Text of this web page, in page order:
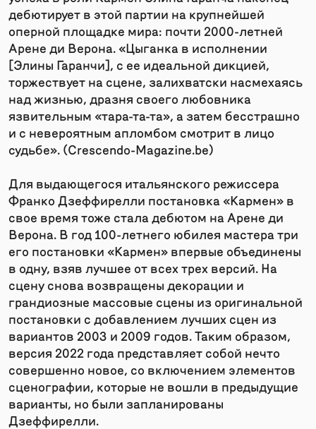
дебютирует в этой партии на крупнейшей
оперной площадке мира: почти 2000-летней
Арене ди Верона. «Цыганка в исполнении
[Элины Гаранчи], с ее идеальной дикцией,
торжествует на сцене, залихватски насмехаясь
над жизнью, дразня своего любовника
язвительным «тара-та-та», а затем бесстрашно
и с невероятным апломбом смотрит в лицо
судьбе». (Crescendo-Magazine.be)
Для выдающегося итальянского режиссера
Франко Дзеффирелли постановка «Кармен» в
свое время тоже стала дебютом на Арене ди
Верона. В год 100-летнего юбилея мастера три
его постановки «Кармен» впервые объединены
в одну, взяв лучшее от всех трех версий. На
сцену снова возвращены декорации и
грандиозные массовые сцены из оригинальной
постановки с добавлением лучших сцен из
вариантов 2003 и 2009 годов. Таким образом,
версия 2022 года представляет собой нечто
совершенно новое, со включением элементов
сценографии, которые не вошли в предыдущие
варианты, но были запланированы
Дзеффирелли.